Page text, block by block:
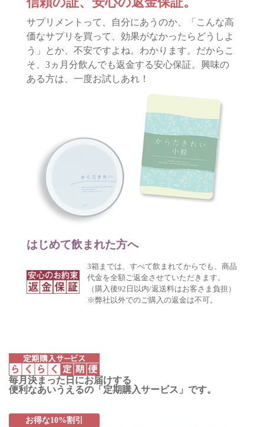
サプリメントって、自分にあうのか、「こんな高
価なサプリを買って、効果がなかったらどうしよ
う」とか、不安ですよね。わかります。だからこ
そ、3ヵ月分飲んでも返金する安心保証。興味の
ある方は、一度お試しあれ！
はじめて飲まれた方へ
3箱までは、すべて飲まれてからでも、商品
代金を全額ご返金させていただきます。
（購入後92日以内/返送料はお客さま負担）
※弊社以外でのご購入の返金は不可。
毎月決まった日にお届けする
便利なあいうえるの「定期購入サービス」です。
お得な10%割引